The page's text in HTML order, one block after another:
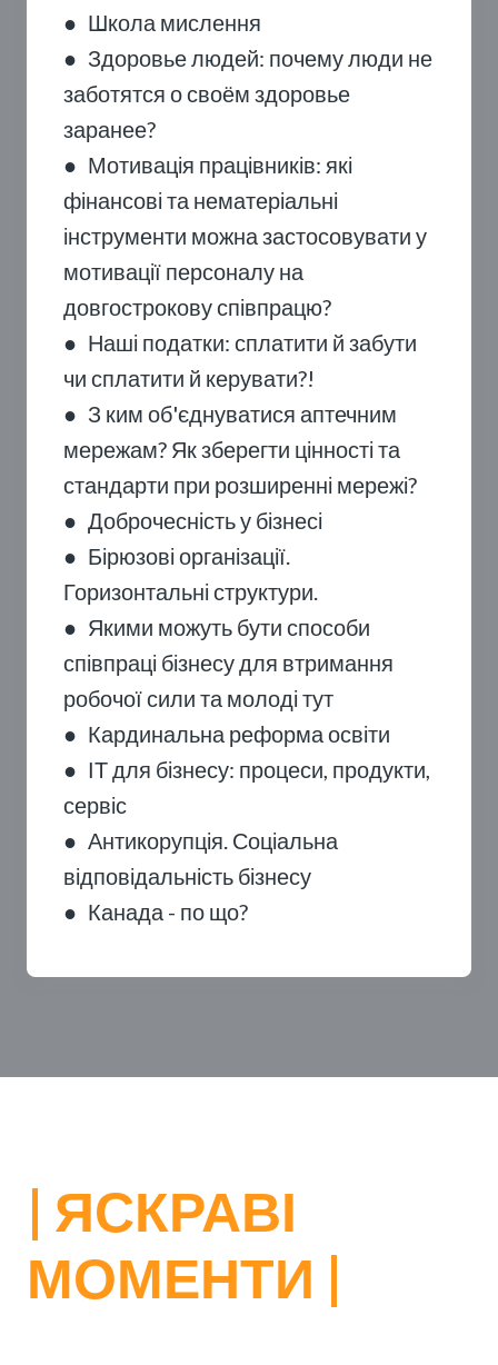
● Школа мислення
● Здоровье людей: почему люди не
заботятся о своём здоровье
заранее?
● Мотивація працівників: які
фінансові та нематеріальні
інструменти можна застосовувати у
мотивації персоналу на
довгострокову співпрацю?
● Наші податки: сплатити й забути
чи сплатити й керувати?!
● З ким об'єднуватися аптечним
мережам? Як зберегти цінності та
стандарти при розширенні мережі?
● Доброчесність у бізнесі
● Бірюзові організації.
Горизонтальні структури.
● Якими можуть бути способи
співпраці бізнесу для втримання
робочої сили та молоді тут
● Кардинальна реформа освіти
● ІТ для бізнесу: процеси, продукти,
сервіс
● Антикорупція. Соціальна
відповідальність бізнесу
● Канада - по що?
| ЯСКРАВІ
МОМЕНТИ |